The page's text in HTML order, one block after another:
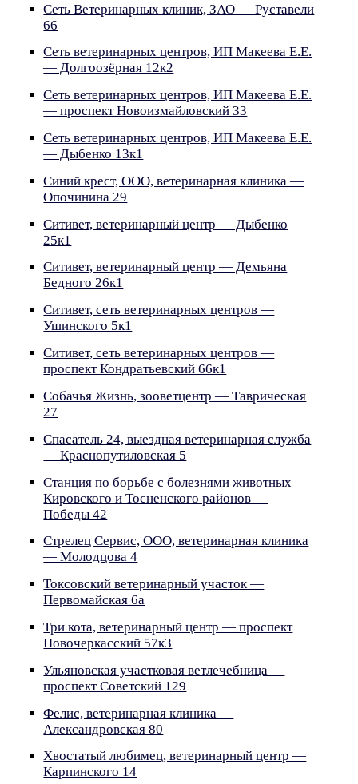
Сеть Ветеринарных клиник, ЗАО — Руставели
66
Сеть ветеринарных центров, ИП Макеева Е.Е.
— Долгоозёрная 12к2
Сеть ветеринарных центров, ИП Макеева Е.Е.
— проспект Новоизмайловский 33
Сеть ветеринарных центров, ИП Макеева Е.Е.
— Дыбенко 13к1
Синий крест, ООО, ветеринарная клиника —
Опочинина 29
Ситивет, ветеринарный центр — Дыбенко
25к1
Ситивет, ветеринарный центр — Демьяна
Бедного 26к1
Ситивет, сеть ветеринарных центров —
Ушинского 5к1
Ситивет, сеть ветеринарных центров —
проспект Кондратьевский 66к1
Собачья Жизнь, зооветцентр — Таврическая
27
Спасатель 24, выездная ветеринарная служба
— Краснопутиловская 5
Станция по борьбе с болезнями животных
Кировского и Тосненского районов —
Победы 42
Стрелец Сервис, ООО, ветеринарная клиника
— Молодцова 4
Токсовский ветеринарный участок —
Первомайская 6а
Три кота, ветеринарный центр — проспект
Новочеркасский 57к3
Ульяновская участковая ветлечебница —
проспект Советский 129
Фелис, ветеринарная клиника —
Александровская 80
Хвостатый любимец, ветеринарный центр —
Карпинского 14